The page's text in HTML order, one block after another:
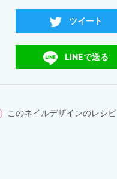
ツイート
LINEで送る
このネイルデザインのレシピ